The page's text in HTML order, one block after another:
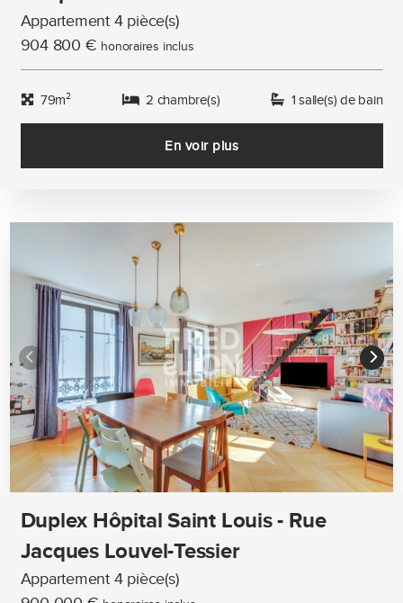
Appartement 4 pièce(s)
904 800 € honoraires inclus
79m² 2 chambre(s) 1 salle(s) de bain
En voir plus
Duplex Hôpital Saint Louis - Rue
Jacques Louvel-Tessier
Appartement 4 pièce(s)